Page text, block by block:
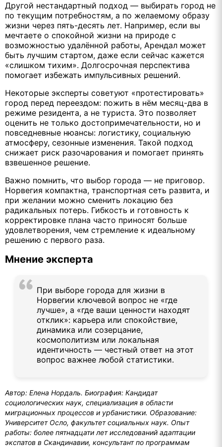
Другой нестандартный подход — выбирать город не
по текущим потребностям, а по желаемому образу
жизни через пять-десять лет. Например, если вы
мечтаете о спокойной жизни на природе с
возможностью удалённой работы, Арендал может
быть лучшим стартом, даже если сейчас кажется
«слишком тихим». Долгосрочная перспектива
помогает избежать импульсивных решений.
Некоторые эксперты советуют «протестировать»
город перед переездом: пожить в нём месяц-два в
режиме резидента, а не туриста. Это позволяет
оценить не только достопримечательности, но и
повседневные нюансы: логистику, социальную
атмосферу, сезонные изменения. Такой подход
снижает риск разочарования и помогает принять
взвешенное решение.
Важно помнить, что выбор города — не приговор.
Норвегия компактна, транспортная сеть развита, и
при желании можно сменить локацию без
радикальных потерь. Гибкость и готовность к
корректировке плана часто приносят больше
удовлетворения, чем стремление к идеальному
решению с первого раза.
Мнение эксперта
При выборе города для жизни в
Норвегии ключевой вопрос не «где
лучше», а «где ваши ценности находят
отклик»: карьера или спокойствие,
динамика или созерцание,
космополитизм или локальная
идентичность — честный ответ на этот
вопрос важнее любой статистики.
Автор: Елена Нордаль. Биография: Кандидат
социологических наук, специализация в области
миграционных процессов и урбанистики. Образование:
Университет Осло, факультет социальных наук. Опыт
работы: более пятнадцати лет исследований адаптации
экспатов в Скандинавии, консультант по программам